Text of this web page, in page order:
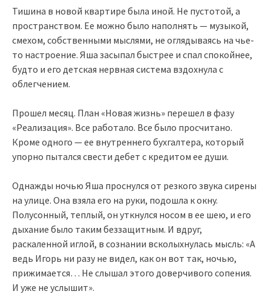
Тишина в новой квартире была иной. Не пустотой, а
пространством. Ее можно было наполнять — музыкой,
смехом, собственными мыслями, не оглядываясь на чье-
то настроение. Яша засыпал быстрее и спал спокойнее,
будто и его детская нервная система вздохнула с
облегчением.
Прошел месяц. План «Новая жизнь» перешел в фазу
«Реализация». Все работало. Все было просчитано.
Кроме одного — ее внутреннего бухгалтера, который
упорно пытался свести дебет с кредитом ее души.
Однажды ночью Яша проснулся от резкого звука сирены
на улице. Она взяла его на руки, подошла к окну.
Полусонный, теплый, он уткнулся носом в ее шею, и его
дыхание было таким беззащитным. И вдруг,
раскаленной иглой, в сознании всколыхнулась мысль: «А
ведь Игорь ни разу не видел, как он вот так, ночью,
прижимается… Не слышал этого доверчивого сопения.
И уже не услышит».